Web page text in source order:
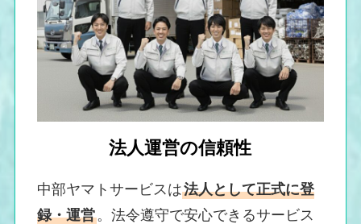
法人運営の信頼性
中部ヤマトサービスは法人として正式に登
録・運営。法令遵守で安心できるサービス